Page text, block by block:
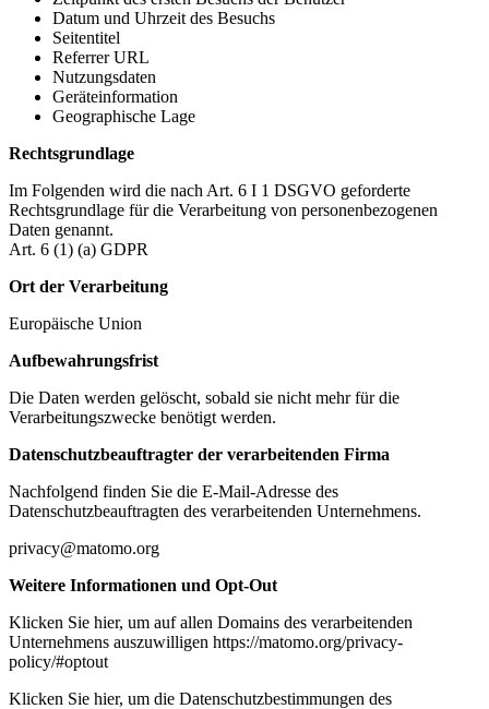
Datum und Uhrzeit des Besuchs
Seitentitel
Referrer URL
Nutzungsdaten
Geräteinformation
Geographische Lage
Rechtsgrundlage
Im Folgenden wird die nach Art. 6 I 1 DSGVO geforderte
Rechtsgrundlage für die Verarbeitung von personenbezogenen
Daten genannt.
Art. 6 (1) (a) GDPR
Ort der Verarbeitung
Europäische Union
Aufbewahrungsfrist
Die Daten werden gelöscht, sobald sie nicht mehr für die
Verarbeitungszwecke benötigt werden.
Datenschutzbeauftragter der verarbeitenden Firma
Nachfolgend finden Sie die E-Mail-Adresse des
Datenschutzbeauftragten des verarbeitenden Unternehmens.
privacy@matomo.org
Weitere Informationen und Opt-Out
Klicken Sie hier, um auf allen Domains des verarbeitenden
Unternehmens auszuwilligen https://matomo.org/privacy-
policy/#optout
Klicken Sie hier, um die Datenschutzbestimmungen des